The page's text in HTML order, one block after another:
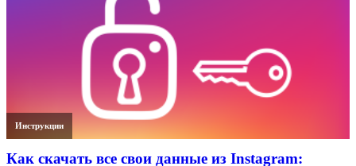
Инструкции
Как скачать все свои данные из Instagram: